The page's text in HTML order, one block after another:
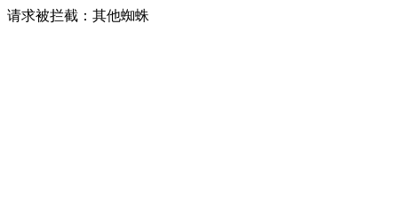
请求被拦截：其他蜘蛛